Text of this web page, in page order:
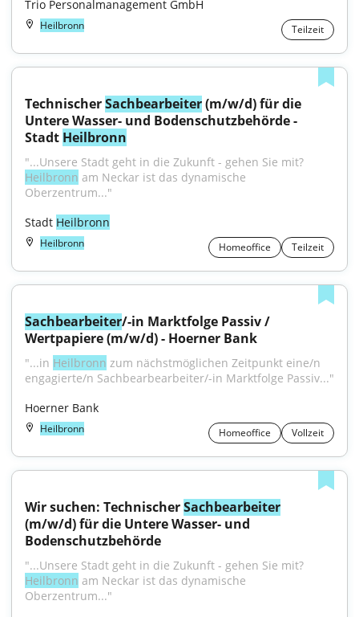
Trio Personalmanagement GmbH
Heilbronn Teilzeit
Technischer Sachbearbeiter (m/w/d) für die
Untere Wasser- und Bodenschutzbehörde -
Stadt Heilbronn
Heilbronn am Neckar ist das dynamische
Oberzentrum..."
Stadt Heilbronn
Heilbronn Homeoffice Teilzeit
Sachbearbeiter/-in Marktfolge Passiv /
Wertpapiere (m/w/d) - Hoerner Bank
"...in Heilbronn zum nächstmöglichen Zeitpunkt eine/n
engagierte/n Sachbearbearbeiter/-in Marktfolge Passiv..."
Hoerner Bank
Heilbronn Homeoffice Vollzeit
Wir suchen: Technischer Sachbearbeiter
(m/w/d) für die Untere Wasser- und
Bodenschutzbehörde
Heilbronn am Neckar ist das dynamische
Oberzentrum..."